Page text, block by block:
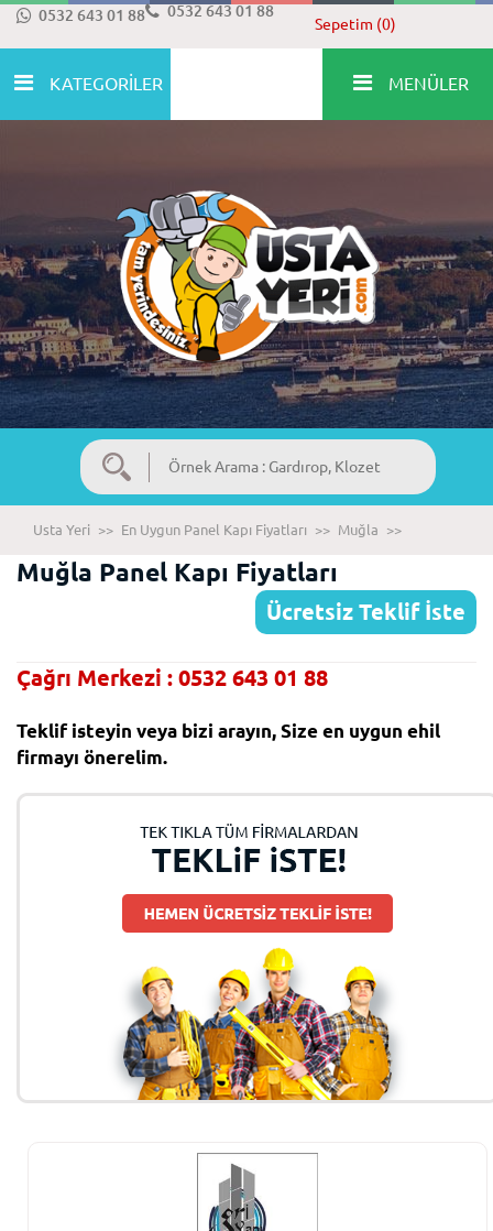
0532 643 01 88 0532 643 01 88
Sepetim (0)
KATEGORİLER MENÜLER
Usta Yeri >> En Uygun Panel Kapı Fiyatları >> Muğla >>
Muğla Panel Kapı Fiyatları
Ücretsiz Teklif İste
Çağrı Merkezi : 0532 643 01 88
Teklif isteyin veya bizi arayın, Size en uygun ehil
firmayı önerelim.